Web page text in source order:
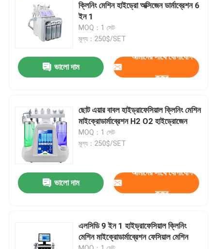
ক্লিনিং মেশিন হাইড্রো অক্সিজেন ডার্মাব্রেশন 6
ইন 1
MOQ：1 সেট
মূল্য：250$/SET
ভালো দাম
আমাদের সাথে যোগাযোগ
করুন
ছোট এয়ার বাবল হাইড্রাফেসিয়াল ক্লিনিং মেশিন
মাইক্রোডার্মাব্রেশন H2 O2 হাইড্রোজেন
MOQ：1 সেট
মূল্য：250$/SET
ভালো দাম
আমাদের সাথে যোগাযোগ
করুন
এলসিডি 9 ইন 1 হাইড্রাফেসিয়াল ক্লিনিং
মেশিন মাইক্রোডার্মাব্রেশন ফেসিয়াল মেশিন